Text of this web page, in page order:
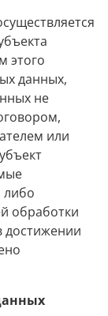
этого
данных,
не
или
либо
обработки
достижении